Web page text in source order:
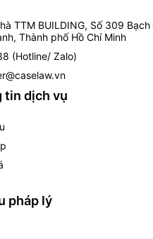
TTM BUILDING, Số 309
Thành phố Hồ Chí Minh
(Hotline/ Zalo)
tin dịch vụ
pháp lý